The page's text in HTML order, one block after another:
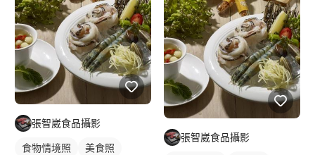
張智崴食品攝影
食物情境照 美食照
張智崴食品攝影